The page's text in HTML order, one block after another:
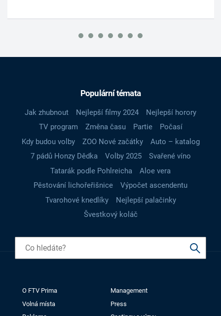
Populární témata
Jak zhubnout Nejlepší filmy 2024
Nejlepší horory
TV program
Změna času Partie
Počasí
Kdy budou volby
ZOO Nové začátky
Auto – katalog
7 pádů Honzy Dědka
Volby 2025
Svařené víno
Tatarák podle Pohlreicha
Aloe vera
Pěstování lichořeřišnice
Výpočet ascendentu
Tvarohové knedlíky
Nejlepší palačinky
Švestkový koláč
O FTV Prima
Management
Volná místa
Press